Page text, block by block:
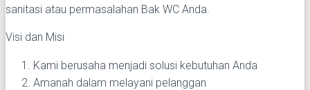
sanitasi atau permasalahan Bak WC Anda.
Visi dan Misi
Kami berusaha menjadi solusi kebutuhan Anda
Amanah dalam melayani pelanggan